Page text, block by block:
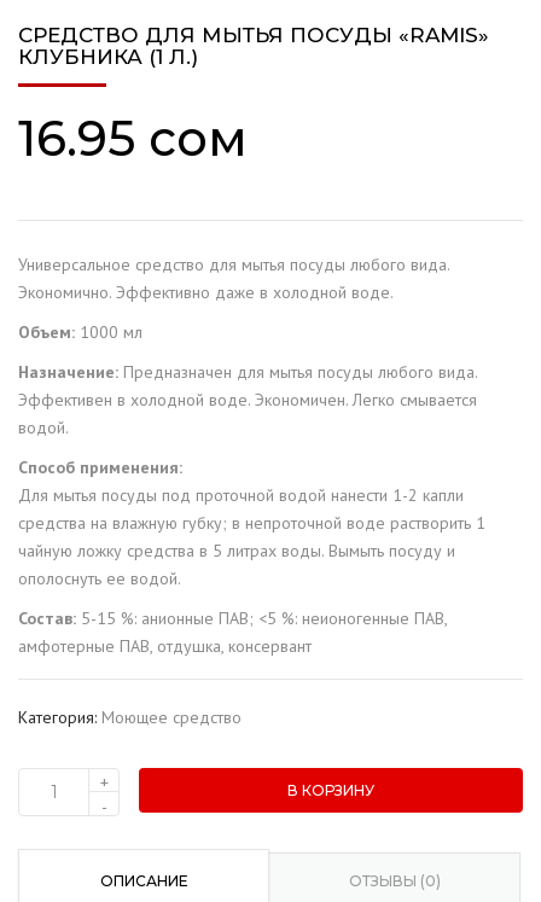
СРЕДСТВО ДЛЯ МЫТЬЯ ПОСУДЫ «RAMIS»
КЛУБНИКА (1 Л.)
16.95 сом
Универсальное средство для мытья посуды любого вида.
Экономично. Эффективно даже в холодной воде.
Объем: 1000 мл
Назначение: Предназначен для мытья посуды любого вида.
Эффективен в холодной воде. Экономичен. Легко смывается
водой.
Способ применения:
Для мытья посуды под проточной водой нанести 1-2 капли
средства на влажную губку; в непроточной воде растворить 1
чайную ложку средства в 5 литрах воды. Вымыть посуду и
ополоснуть ее водой.
Состав: 5-15 %: анионные ПАВ; <5 %: неионогенные ПАВ,
амфотерные ПАВ, отдушка, консервант
Категория: Моющее средство
Количество
Средство
+
-
В КОРЗИНУ
ОПИСАНИЕ ОТЗЫВЫ (0)